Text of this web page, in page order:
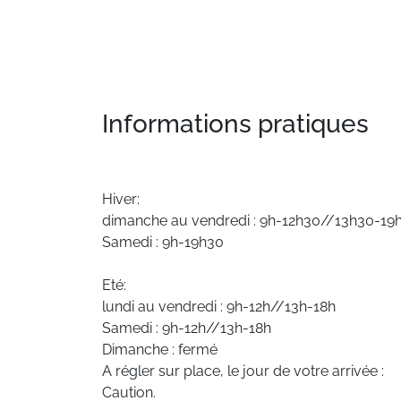
Informations pratiques
Hiver:
dimanche au vendredi : 9h-12h30//13h30-
Samedi : 9h-19h30
Eté:
lundi au vendredi : 9h-12h//13h-18h
Samedi : 9h-12h//13h-18h
Dimanche : fermé
A régler sur place, le jour de votre arrivée :
Caution.